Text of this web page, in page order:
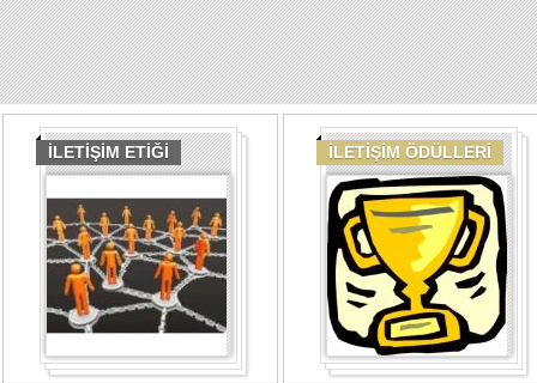
İLETİŞİM ETİĞİ İLETİŞİM ÖDÜLLERİ